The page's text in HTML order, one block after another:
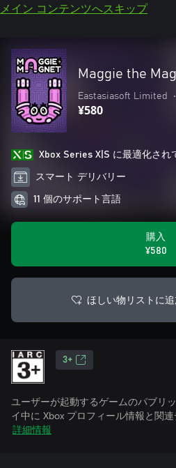
メイン コンテンツへスキップ
Maggie the
Eastasiasoft Limited •
¥580
Xbox Series X|S に最適化され
スマート デリバリー
11 個のサポート言語
購入
¥580
ほしい物リストに
3+
ユーザーが起動するゲームのパブリ
イ中に Xbox プロフィール情報と関
詳細情報